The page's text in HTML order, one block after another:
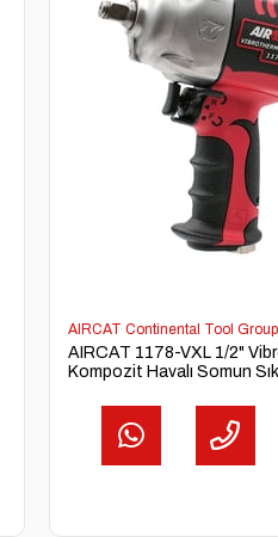
AIRCAT Continental Tool Group
AIRCAT 1178-VXL 1/2"
Kompozit Havalı Somun